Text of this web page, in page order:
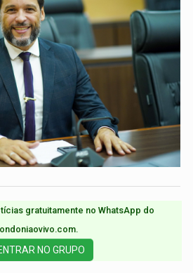
gratuitamente no WhatsApp do
NO GRUPO